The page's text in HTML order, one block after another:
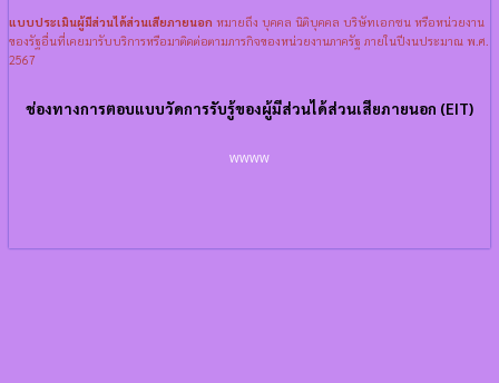
แบบประเมินผู้มีส่วนได้ส่วนเสียภายนอก หมายถึง บุคคล นิติบุคคล บริษัทเอกชน หรือหน่วยงาน
ของรัฐอื่นที่เคยมารับบริการหรือมาติดต่อตามภารกิจของหน่วยงานภาครัฐ ภายในปีงนประมาณ พ.ศ.
2567
ช่องทางการตอบแบบวัดการรับรู้ของผู้มีส่วนได้ส่วนเสียภายนอก (EIT)
wwww